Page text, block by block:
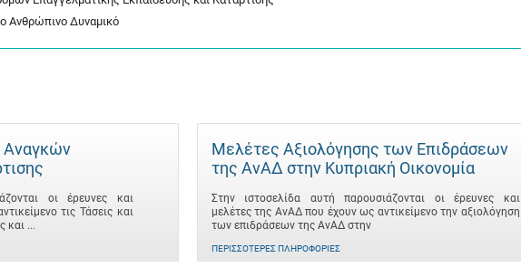
Ανθρώπινο Δυναμικό
Αναγκών
οι έρευνες και
τις Τάσεις και
και ...
Μελέτες Αξιολόγησης των Επιδράσεων
της ΑνΑΔ στην Κυπριακή Οικονομία
Στην ιστοσελίδα αυτή παρουσιάζονται οι έρευνες και
μελέτες της ΑνΑΔ που έχουν ως αντικείμενο την αξιολόγηση
των επιδράσεων της ΑνΑΔ στην
ΠΕΡΙΣΣΌΤΕΡΕΣ ΠΛΗΡΟΦΟΡΊΕΣ